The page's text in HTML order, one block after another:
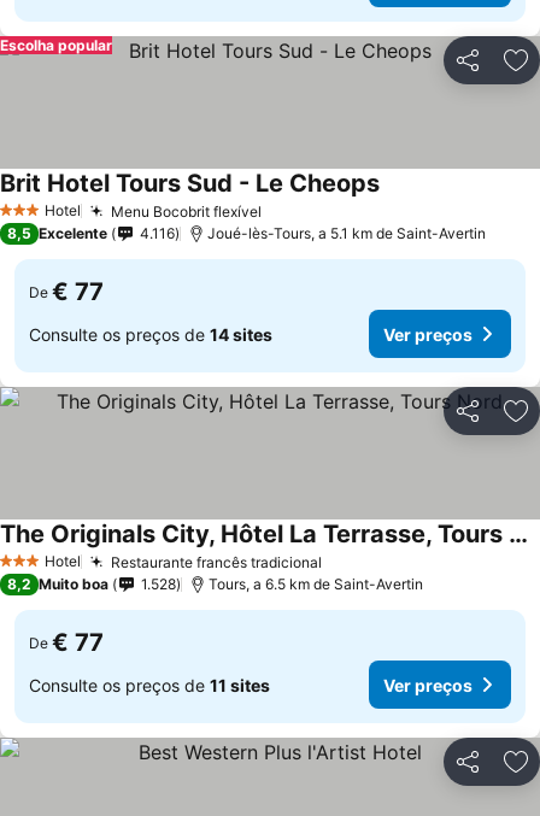
Partilhar
Escolha popular
3 EstrelasHotel Menu Bocobrit flexível
Brit Hotel Tours Sud - Le CheopsVer preços
8,5 Excelente 4.116 Joué-lès-Tours, a 5.1 km de Saint-Avertin
De € 77
Consulte os preços de 14 sites Ver preços
Partilhar
3 EstrelasHotel Restaurante francês tradicional
The Originals City, Hôtel La Terrasse, Tours Nord
Ver preços
8,2 Muito boa 1.528 Tours, a 6.5 km de Saint-Avertin
De € 77
Consulte os preços de 11 sites Ver preços
Partilhar